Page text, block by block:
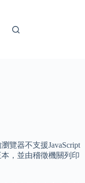
覽器不支援JavaScript
，並由稽徵機關列印